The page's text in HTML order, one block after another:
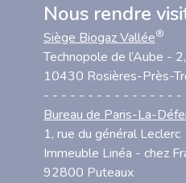
Nous rendre
Siège Biogaz Vallée®
Technopole de l’Aube -
10430 Rosières-Près-
- - - - - - - - - - - - - - - -
Bureau de Paris-La-
1, rue du général Leclerc
Immeuble Linéa - chez
92800 Puteaux